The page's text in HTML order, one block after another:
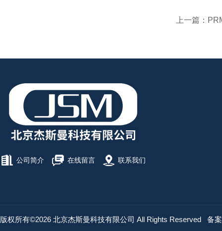
上一篇：
公司简介 在线留言 联系我们
版权所有©2026 北京杰斯曼科技有限公司 All Rights Reserved 备